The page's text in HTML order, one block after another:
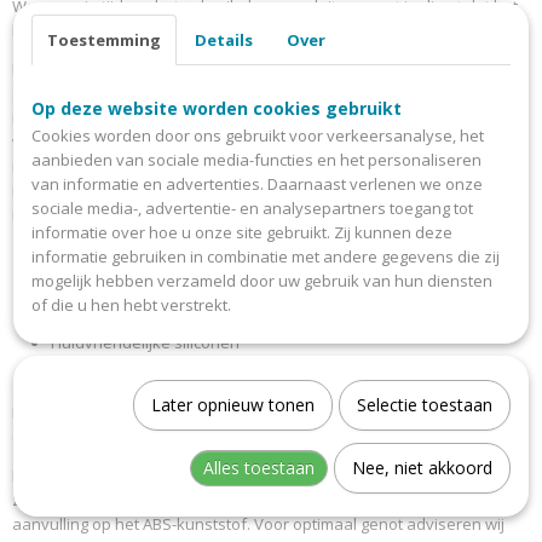
Wanneer je tijdens het gebruik de ogen sluit, vergeet je direct dat het
hier om een speeltje gaat!
Het mannelijke ontwerp in elegant zwart maakt de masturbator een
in de hand en zorgt voor een prettige bediening, ook als het er even
wild aan toe gaat. Dankzij de oplaadbare batterijen is de masturbator
niet alleen goed voor jou, maar ook voor het milieu. Als je speeltje
meer energie nodig heeft, kun je hem eenvoudig opladen met de
meegeleverde USB-kabel en kun je weer van voren af aan beginnen.
Waterdicht (IPX7).
70 vibratieprogramma's
Opwarmfunctie
Huidvriendelijke siliconen
Ben je op zoek naar een speeltje dat net zo realitisch aanvoelt als een
echte vrijpartij? Dan is er nu de Satisfyer Men Heat Vibration.
De zachte en huidvriendelijke siliconen zijn heerlijk soepel, passen
zich snel aan naar je lichaamstemperatuur en vormen een perfecte
aanvulling op het ABS-kunststof. Voor optimaal genot adviseren wij
Toestemming Details Over
Op deze website worden cookies gebruikt
Cookies worden door ons gebruikt voor verkeersanalyse, het
aanbieden van sociale media-functies en het personaliseren
van informatie en advertenties. Daarnaast verlenen we onze
sociale media-, advertentie- en analysepartners toegang tot
informatie over hoe u onze site gebruikt. Zij kunnen deze
informatie gebruiken in combinatie met andere gegevens die zij
mogelijk hebben verzameld door uw gebruik van hun diensten
of die u hen hebt verstrekt.
Later opnieuw tonen Selectie toestaan
Alles toestaan Nee, niet akkoord